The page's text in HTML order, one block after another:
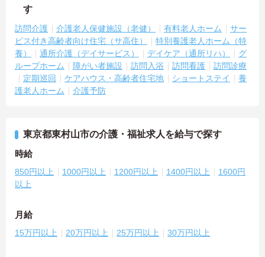
す
訪問介護 介護老人保健施設（老健） 有料老人ホーム
サー
ビス付き高齢者向け住宅（サ高住）
特別養護老人ホーム（特
養）
通所介護（デイサービス） デイケア（通所リハ）
グ
ループホーム
障がい者施設 訪問入浴 訪問看護
訪問診療
定期巡回
ケアハウス・高齢者住宅地 ショートステイ
養
護老人ホーム
介護予防
東京都東村山市の介護・福祉求人を給与で探す
時給
850円以上 1000円以上 1200円以上 1400円以上
1600円
以上
月給
15万円以上 20万円以上 25万円以上 30万円以上